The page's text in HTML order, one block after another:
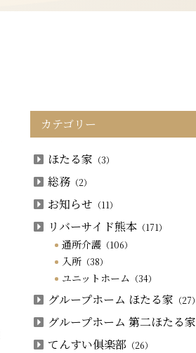
カテゴリー
ほたる家 （3）
総務 （2）
お知らせ （11）
リバーサイド熊本 （171）
通所介護 （106）
入所 （38）
ユニットホーム （34）
グループホーム ほたる家 （27）
グループホーム 第二ほたる家
てんすい俱楽部 （26）